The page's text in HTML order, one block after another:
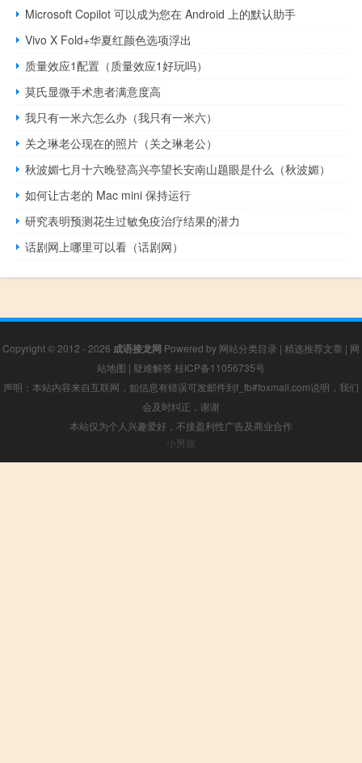
Microsoft Copilot 可以成为您在 Android 上的默认助手
Vivo X Fold+华夏红颜色选项浮出
质量效应1配置（质量效应1好玩吗）
莫氏显微手术患者满意度高
我只有一米六怎么办（我只有一米六）
关之琳老公现在的照片（关之琳老公）
秋波媚七月十六晚登高兴亭望长安南山题眼是什么（秋波媚）
如何让古老的 Mac mini 保持运行
研究表明预测花生过敏免疫治疗结果的潜力
话剧网上哪里可以看（话剧网）
Copyright © 2012 - 2026 成语接龙网 Powered by 网站分类目录 | 精选推荐文章 | 网
站地图 | 疑难解答 桂ICP备11056735号
声明：本站内容来自互联网，如信息有错误可发邮件到f_fb#foxmail.com说明，我们
会及时纠正，谢谢
本站仅为个人兴趣爱好，不接盈利性广告及商业合作
小男孩